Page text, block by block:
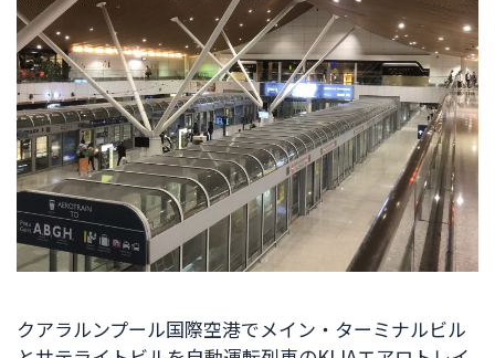
クアラルンプール国際空港でメイン・ターミナルビル